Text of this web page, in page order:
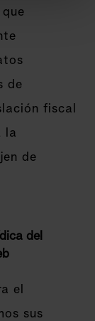
de
fiscal
la
de
del
el
sus